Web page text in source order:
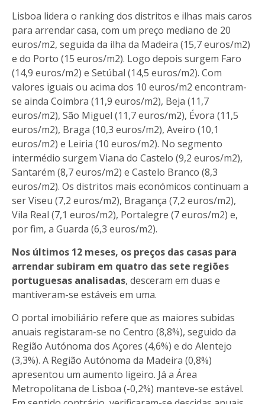
Lisboa lidera o ranking dos distritos e ilhas mais caros
para arrendar casa, com um preço mediano de 20
euros/m2, seguida da ilha da Madeira (15,7 euros/m2)
e do Porto (15 euros/m2). Logo depois surgem Faro
(14,9 euros/m2) e Setúbal (14,5 euros/m2). Com
valores iguais ou acima dos 10 euros/m2 encontram-
se ainda Coimbra (11,9 euros/m2), Beja (11,7
euros/m2), São Miguel (11,7 euros/m2), Évora (11,5
euros/m2), Braga (10,3 euros/m2), Aveiro (10,1
euros/m2) e Leiria (10 euros/m2). No segmento
intermédio surgem Viana do Castelo (9,2 euros/m2),
Santarém (8,7 euros/m2) e Castelo Branco (8,3
euros/m2). Os distritos mais económicos continuam a
ser Viseu (7,2 euros/m2), Bragança (7,2 euros/m2),
Vila Real (7,1 euros/m2), Portalegre (7 euros/m2) e,
por fim, a Guarda (6,3 euros/m2).
Nos últimos 12 meses, os preços das casas para
arrendar subiram em quatro das sete regiões
portuguesas analisadas, desceram em duas e
mantiveram-se estáveis em uma.
O portal imobiliário refere que as maiores subidas
anuais registaram-se no Centro (8,8%), seguido da
Região Autónoma dos Açores (4,6%) e do Alentejo
(3,3%). A Região Autónoma da Madeira (0,8%)
apresentou um aumento ligeiro. Já a Área
Metropolitana de Lisboa (-0,2%) manteve-se estável.